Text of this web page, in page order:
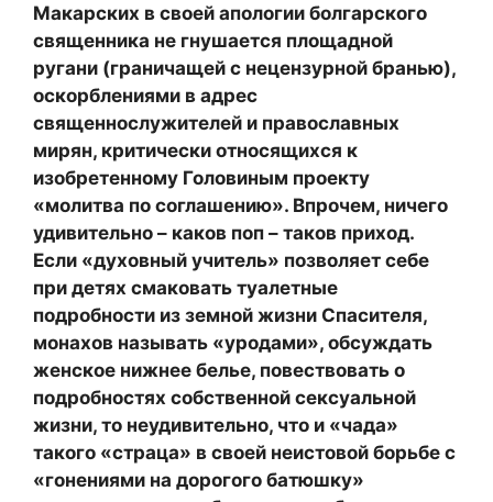
Макарских в своей апологии болгарского
священника не гнушается площадной
ругани (граничащей с нецензурной бранью),
оскорблениями в адрес
священнослужителей и православных
мирян, критически относящихся к
изобретенному Головиным проекту
«молитва по соглашению». Впрочем, ничего
удивительно – каков поп – таков приход.
Если «духовный учитель» позволяет себе
при детях смаковать туалетные
подробности из земной жизни Спасителя,
монахов называть «уродами», обсуждать
женское нижнее белье, повествовать о
подробностях собственной сексуальной
жизни, то неудивительно, что и «чада»
такого «страца» в своей неистовой борьбе с
«гонениями на дорогого батюшку»